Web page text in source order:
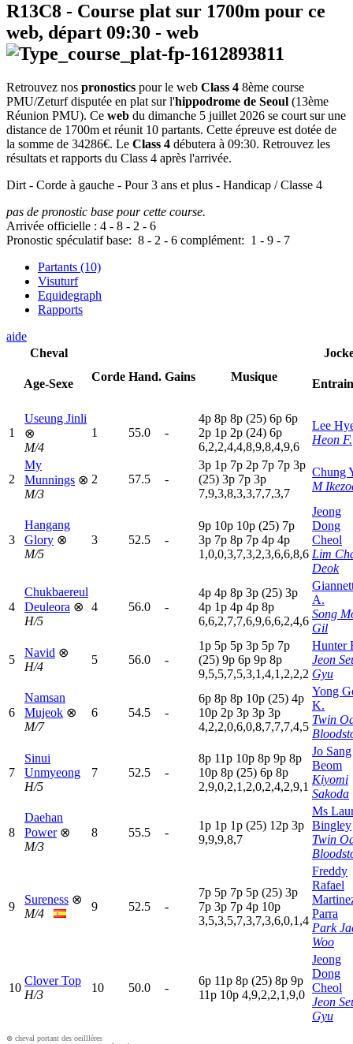
R13C8 - Course plat sur 1700m pour ce
web, départ 09:30 - web
Retrouvez nos pronostics pour le web Class 4 8ème course
PMU/Zeturf disputée en plat sur l'hippodrome de Seoul (13ème
Réunion PMU). Ce web du dimanche 5 juillet 2026 se court sur une
distance de 1700m et réunit 10 partants. Cette épreuve est dotée de
la somme de 34286€. Le Class 4 débutera à 09:30. Retrouvez les
résultats et rapports du Class 4 après l'arrivée.
Dirt - Corde à gauche - Pour 3 ans et plus - Handicap / Classe 4
pas de pronostic base pour cette course.
Arrivée officielle : 4 - 8 - 2 - 6
Pronostic spéculatif base: 8 - 2 - 6 complément: 1 - 9 - 7
Partants (10)
Visuturf
Equidegraph
Rapports
aide
Cheval
Age-Sexe
Corde Hand. Gains Musique
1
Useung Jinli
⊗
M/4
1 55.0 -
4p 8p 8p (25) 6p 6p
2p 1p 2p (24) 6p
6,2,2,4,4,8,9,8,4,9,6
Lee
Heon F.
2
My
Munnings ⊗
M/3
2 57.5 -
3p 1p 7p 2p 7p 7p 3p
(25) 3p 7p 3p
7,9,3,8,3,3,7,7,3,7
Chung
M
3
Hangang
Glory ⊗
M/5
3 52.5 -
9p 10p 10p (25) 7p
3p 7p 8p 7p 4p 4p
1,0,0,3,7,3,2,3,6,6,8,6
Jeong
Dong
Cheol
Lim
Deok
4
Chukbaereul
Deuleora ⊗
H/5
4 56.0 -
4p 4p 8p 3p (25) 3p
4p 1p 4p 4p 8p
6,6,2,7,7,6,9,6,6,2,4,6
A.
Song
Gil
5
Navid ⊗
H/4
5 56.0 -
1p 5p 5p 3p 5p 7p
(25) 9p 6p 9p 8p
9,5,5,7,5,3,1,4,1,2,2,2
Hunter
Jeon
Gyu
6
Namsan
Mujeok ⊗
M/7
6 54.5 -
6p 8p 8p 10p (25) 4p
10p 2p 3p 3p 3p
4,2,2,0,6,0,8,7,7,7,4,5
Yong
K.
Twin
7
Sinui
Unmyeong
H/5
7 52.5 -
8p 11p 10p 8p 9p 8p
10p 8p (25) 6p 8p
2,9,0,2,1,2,0,2,4,2,9,1
Jo Sang
Beom
Kiyomi
Sakoda
8
Daehan
Power ⊗
M/3
8 55.5 -
1p 1p 1p (25) 12p 3p
9,9,9,8,7
Ms
Bingley
Twin
9
Sureness ⊗
M/4
9 52.5 -
7p 5p 7p 5p (25) 3p
7p 3p 7p 4p 10p
3,5,3,5,7,3,7,3,6,0,1,4
Freddy
Rafael
Parra
Park
Woo
10
Clover Top
H/3
10 50.0 -
6p 11p 8p (25) 8p 9p
11p 10p 4,9,2,2,1,9,0
Jeong
Dong
Cheol
Jeon
Gyu
⊗ cheval portant des oeilllères